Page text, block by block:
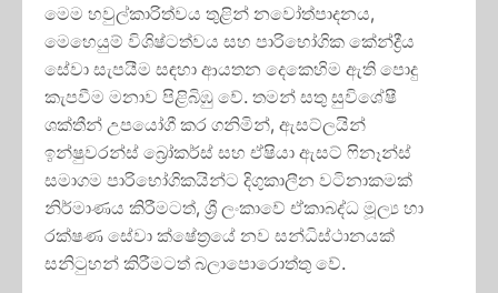
මෙම හවුල්කාරිත්වය තුළින් නවෝත්පාදනය,
මෙහෙයුම් විශිෂ්ටත්වය සහ පාරිභෝගික කේන්ද්‍රීය
සේවා සැපයීම සඳහා ආයතන දෙකෙහිම ඇති පොදු
කැපවීම මනාව පිළිබිඹු වේ. තමන් සතු සුවිශේෂී
ශක්තීන් උපයෝගී කර ගනිමින්, ඇසට්ලයින්
ඉන්ෂුවරන්ස් බ්‍රෝකර්ස් සහ ඒෂියා ඇසට් ෆිනෑන්ස්
සමාගම පාරිභෝගිකයින්ට දිගුකාලීන වටිනාකමක්
නිර්මාණය කිරීමටත්, ශ්‍රී ලංකාවේ ඒකාබද්ධ මූල්‍ය හා
රක්ෂණ සේවා ක්ෂේත්‍රයේ නව සන්ධිස්ථානයක්
සනිටුහන් කිරීමටත් බලාපොරොත්තු වේ.